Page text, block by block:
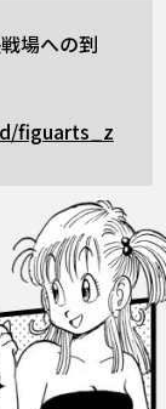
場への到
figuarts_z
X